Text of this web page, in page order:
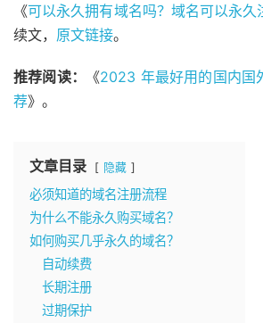
《可以永久拥有域名吗？域名可以永久
续文， 原文链接。
推荐阅读： 《2023 年最好用的国内国
荐》。
文章目录 隐藏
必须知道的域名注册流程
为什么不能永久购买域名？
如何购买几乎永久的域名？
自动续费
长期注册
过期保护